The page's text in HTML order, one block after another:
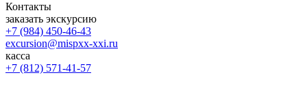
Контакты
заказать экскурсию
+7 (984) 450-46-43
excursion@mispxx-xxi.ru
касса
+7 (812) 571-41-57